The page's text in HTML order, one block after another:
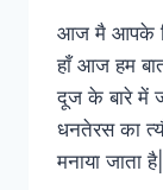
आज मै आपके
हाँ आज हम
दूज के बारे में
धनतेरस का
मनाया जाता